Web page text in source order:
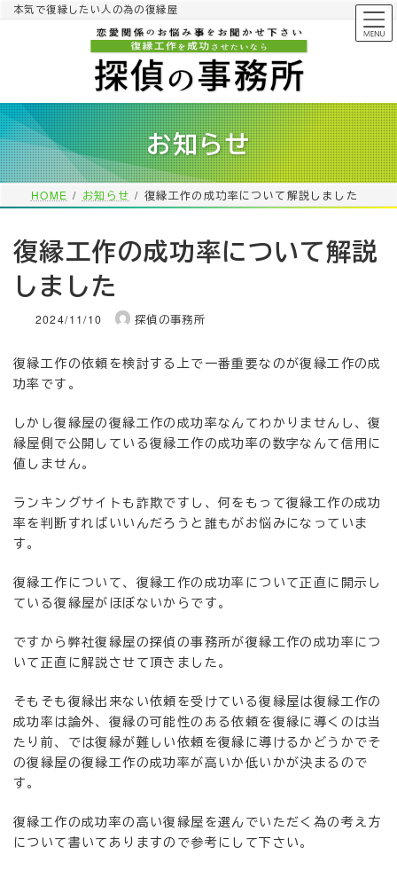
へ
ス
キ
ッ
プ
ョ
ン
に
移
動
本気で復縁したい人の為の復縁屋
お知らせ
HOME お知らせ 復縁工作の成功率について解説しました
復縁工作の成功率について解説
しました
2024/11/10 探偵の事務所
復縁工作の依頼を検討する上で一番重要なのが復縁工作の成
功率です。
しかし復縁屋の復縁工作の成功率なんてわかりませんし、復
縁屋側で公開している復縁工作の成功率の数字なんて信用に
値しません。
ランキングサイトも詐欺ですし、何をもって復縁工作の成功
率を判断すればいいんだろうと誰もがお悩みになっていま
す。
復縁工作について、復縁工作の成功率について正直に開示し
ている復縁屋がほぼないからです。
ですから弊社復縁屋の探偵の事務所が復縁工作の成功率につ
いて正直に解説させて頂きました。
そもそも復縁出来ない依頼を受けている復縁屋は復縁工作の
成功率は論外、復縁の可能性のある依頼を復縁に導くのは当
たり前、では復縁が難しい依頼を復縁に導けるかどうかでそ
の復縁屋の復縁工作の成功率が高いか低いかが決まるので
す。
復縁工作の成功率の高い復縁屋を選んでいただく為の考え方
について書いてありますので参考にして下さい。